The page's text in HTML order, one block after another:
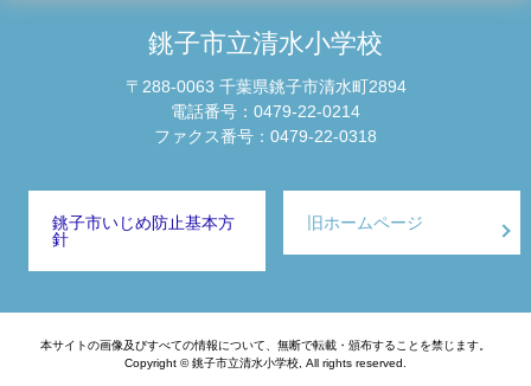
銚子市立清水小学校
〒288-0063 千葉県銚子市清水町2894
電話番号：0479-22-0214
ファクス番号：0479-22-0318
銚子市いじめ防止基本方
針
旧ホームページ
本サイトの画像及びすべての情報について、無断で転載・頒布することを禁じます。
Copyright © 銚子市立清水小学校, All rights reserved.